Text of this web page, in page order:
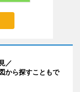
／
から探すこともで